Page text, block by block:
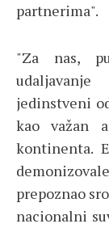
partnerima".
"Za nas,
jedinstveni
kao važan
kontinenta.
prepoznao
nacionalni